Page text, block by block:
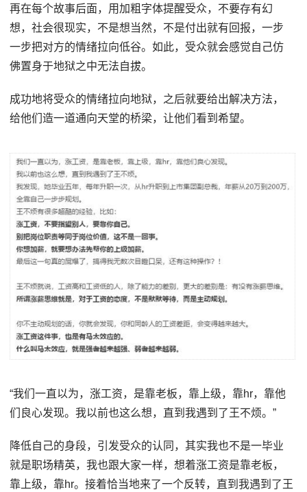
再在每个故事后面，用加粗字体提醒受众，不要存有幻
想，社会很现实，不是想当然，不是付出就有回报，一步
一步把对方的情绪拉向低谷。如此，受众就会感觉自己仿
佛置身于地狱之中无法自拔。
成功地将受众的情绪拉向地狱，之后就要给出解决方法，
给他们造一道通向天堂的桥梁，让他们看到希望。
“我们一直以为，涨工资，是靠老板，靠上级，靠hr，靠他
们良心发现。我以前也这么想，直到我遇到了王不烦。”
降低自己的身段，引发受众的认同，其实我也不是一毕业
就是职场精英，我也跟大家一样，想着涨工资是靠老板，
靠上级，靠hr。接着恰当地来了一个反转，直到我遇到了王